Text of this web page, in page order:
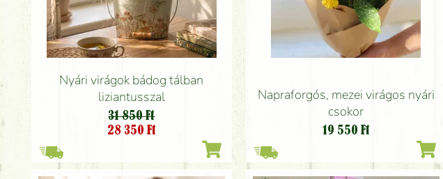
Nyári virágok bádog tálban
liziantusszal
31 850 Ft
28 350 Ft
Napraforgós, mezei virágos nyári
csokor
19 550 Ft